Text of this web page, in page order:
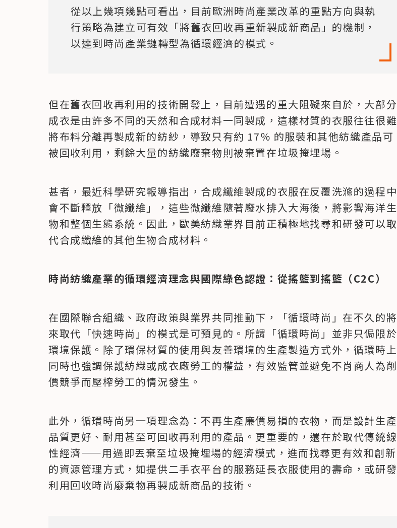
從以上幾項幾點可看出，目前歐洲時尚產業改革的重點方向與執
行策略為建立可有效「將舊衣回收再重新製成新商品」的機制，
以達到時尚產業鏈轉型為循環經濟的模式。
但在舊衣回收再利用的技術開發上，目前遭遇的重大阻礙來自於，大部分
成衣是由許多不同的天然和合成材料一同製成，這樣材質的衣服往往很難
將布料分離再製成新的紡紗，導致只有約 17％ 的服裝和其他紡織產品可
被回收利用，剩餘大量的紡織廢棄物則被棄置在垃圾掩埋場。
甚者，最近科學研究報導指出，合成纖維製成的衣服在反覆洗滌的過程中
會不斷釋放「微纖維」，這些微纖維隨著廢水排入大海後，將影響海洋生
物和整個生態系統。因此，歐美紡織業界目前正積極地找尋和研發可以取
代合成纖維的其他生物合成材料。
時尚紡織產業的循環經濟理念與國際綠色認證：從搖籃到搖籃（C2C）
在國際聯合組織、政府政策與業界共同推動下，「循環時尚」在不久的將
來取代「快速時尚」的模式是可預見的。所謂「循環時尚」並非只侷限於
環境保護。除了環保材質的使用與友善環境的生產製造方式外，循環時上
同時也強調保護紡織或成衣廠勞工的權益，有效監管並避免不肖商人為削
價競爭而壓榨勞工的情況發生。
此外，循環時尚另一項理念為：不再生產廉價易損的衣物，而是設計生產
品質更好、耐用甚至可回收再利用的產品。更重要的，還在於取代傳統線
性經濟——用過即丟棄至垃圾掩埋場的經濟模式，進而找尋更有效和創新
的資源管理方式，如提供二手衣平台的服務延長衣服使用的壽命，或研發
利用回收時尚廢棄物再製成新商品的技術。